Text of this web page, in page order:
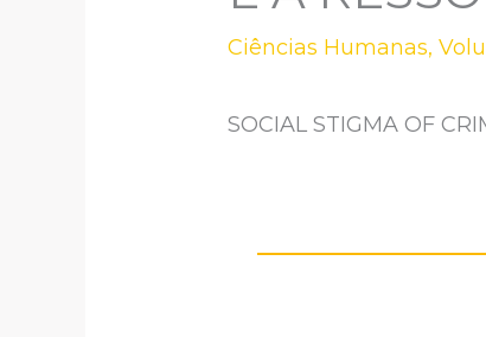
Ciências Humanas,
SOCIAL STIGMA OF